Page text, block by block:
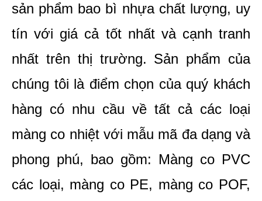
sản phẩm bao bì nhựa chất lượng, uy
tín với giá cả tốt nhất và cạnh tranh
nhất trên thị trường. Sản phẩm của
chúng tôi là điểm chọn của quý khách
hàng có nhu cầu về tất cả các loại
màng co nhiệt với mẫu mã đa dạng và
phong phú, bao gồm: Màng co PVC
các loại, màng co PE, màng co POF,